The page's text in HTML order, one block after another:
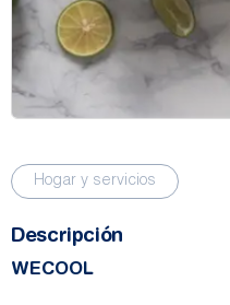
Hogar y servicios
Descripción
WECOOL